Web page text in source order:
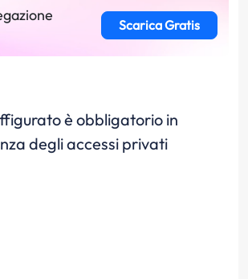
Scarica Gratis
è obbligatorio in
degli accessi privati